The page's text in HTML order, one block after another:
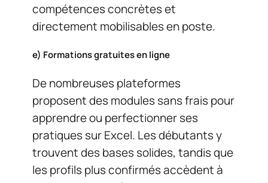
compétences concrètes et
directement mobilisables en poste.
e) Formations gratuites en ligne
De nombreuses plateformes
proposent des modules sans frais pour
apprendre ou perfectionner ses
pratiques sur Excel. Les débutants y
trouvent des bases solides, tandis que
les profils plus confirmés accèdent à